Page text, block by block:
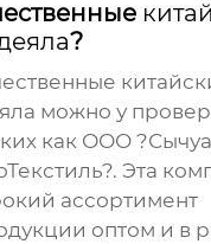
?
можно у
как ООО
Эта
ассортимент
оптом и в